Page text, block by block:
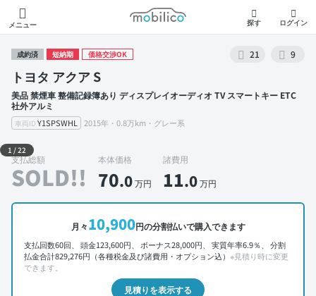
メニュー
モビリコ
探す ログイン
成約済 短納期 価格交渉OK 21 9
トヨタ アクア S
美品 禁煙車 整備記録簿あり ディスプレイオーディオ TV スマートキー ETC
社外アルミ
車両ID Y1SPSWHL 2015年・0.8万km・グレー系
外装 左前
1 /22
支払総額
SOLD!!
本体価格
70.0万円
諸費用
11.0万円
月々10,900円の分割払いで購入できます
支払回数60回、 頭金123,600円、 ボーナス28,000円、 実質年率6.9％、 分割
払金合計829,276円（各種税金及び諸費用・オプション込） ※見積り時に変更
できます。
見積りを表示する